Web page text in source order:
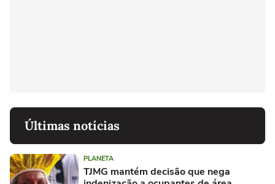
Últimas notícias
PLANETA
TJMG mantém decisão que nega